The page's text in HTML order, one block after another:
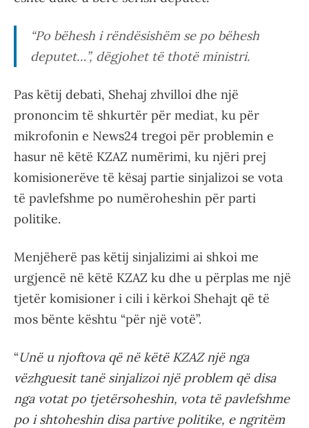
“Po bëhesh i rëndësishëm se po bëhesh
deputet…”, dëgjohet të thotë ministri.
Pas këtij debati, Shehaj zhvilloi dhe një
prononcim të shkurtër për mediat, ku për
mikrofonin e News24 tregoi për problemin e
hasur në këtë KZAZ numërimi, ku njëri prej
komisionerëve të kësaj partie sinjalizoi se vota
të pavlefshme po numëroheshin për parti
politike.
Menjëherë pas këtij sinjalizimi ai shkoi me
urgjencë në këtë KZAZ ku dhe u përplas me një
tjetër komisioner i cili i kërkoi Shehajt që të
mos bënte kështu “për një votë”.
“Unë u njoftova që në këtë KZAZ një nga
vëzhguesit tanë sinjalizoi një problem që disa
nga votat po tjetërsoheshin, vota të pavlefshme
po i shtoheshin disa partive politike, e ngritëm